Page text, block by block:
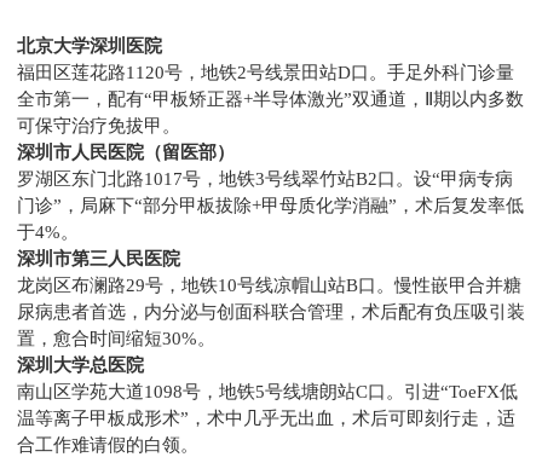
北京大学深圳医院
福田区莲花路1120号，地铁2号线景田站D口。手足外科门诊量
全市第一，配有“甲板矫正器+半导体激光”双通道，Ⅱ期以内多数
可保守治疗免拔甲。
深圳市人民医院（留医部）
罗湖区东门北路1017号，地铁3号线翠竹站B2口。设“甲病专病
门诊”，局麻下“部分甲板拔除+甲母质化学消融”，术后复发率低
于4%。
深圳市第三人民医院
龙岗区布澜路29号，地铁10号线凉帽山站B口。慢性嵌甲合并糖
尿病患者首选，内分泌与创面科联合管理，术后配有负压吸引装
置，愈合时间缩短30%。
深圳大学总医院
南山区学苑大道1098号，地铁5号线塘朗站C口。引进“ToeFX低
温等离子甲板成形术”，术中几乎无出血，术后可即刻行走，适
合工作难请假的白领。